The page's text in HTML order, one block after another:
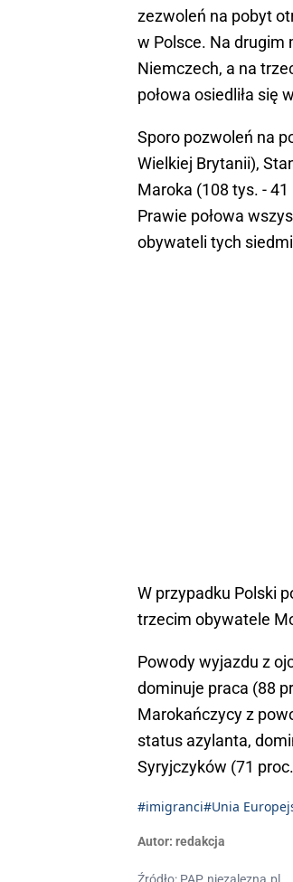
zezwoleń na pobyt
w Polsce. Na drugim
Niemczech, a na
połowa osiedliła się
Sporo pozwoleń na
Wielkiej Brytanii),
Maroka (108 tys. -
Prawie połowa
obywateli tych
W przypadku Polski
trzecim obywatele
Powody wyjazdu z
dominuje praca (88
Marokańczycy z
status azylanta,
Syryjczyków (71
#imigranci#Unia
Autor: redakcja
Źródło: PAP, niezalezna.pl,